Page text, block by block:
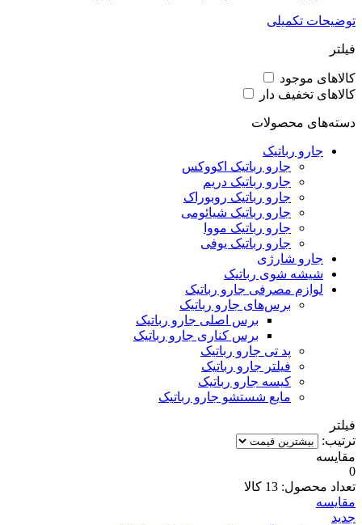
توضیحات تکمیلی
فیلتر
کالاهای موجود
کالاهای تخفیف دار
دسته‌های محصولات
جارو رباتیک
جارو رباتیک اکووکس
جارو رباتیک دریم
جارو رباتیک روبوراک
جارو رباتیک شیائومی
جارو رباتیک مووا
جارو رباتیک یوفی
جارو شارژی
شیشه شوی رباتیک
لوازم مصرفی جارو رباتیک
برس‌های جارو رباتیک
برس‌ اصلی جارو رباتیک
برس کناری جارو رباتیک
پد تی جارو رباتیک
فیلتر جارو رباتیک
کیسه جارو رباتیک
مایع شستشو جارو رباتیک
فیلتر
ترتیب:
مقایسه
0
تعداد محصول: 13 کالا
مقایسه
جدید